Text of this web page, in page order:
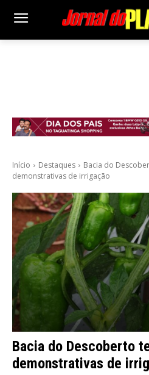
Início Destaques
Bacia do
demonstrativas de irrigação
Bacia do Descoberto
demonstrativas de